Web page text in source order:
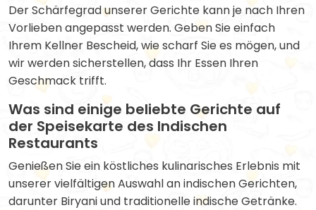
Der Schärfegrad unserer Gerichte kann je nach Ihren
Vorlieben angepasst werden. Geben Sie einfach
Ihrem Kellner Bescheid, wie scharf Sie es mögen, und
wir werden sicherstellen, dass Ihr Essen Ihren
Geschmack trifft.
Was sind einige beliebte Gerichte auf
der Speisekarte des Indischen
Restaurants
Genießen Sie ein köstliches kulinarisches Erlebnis mit
unserer vielfältigen Auswahl an indischen Gerichten,
darunter Biryani und traditionelle indische Getränke.